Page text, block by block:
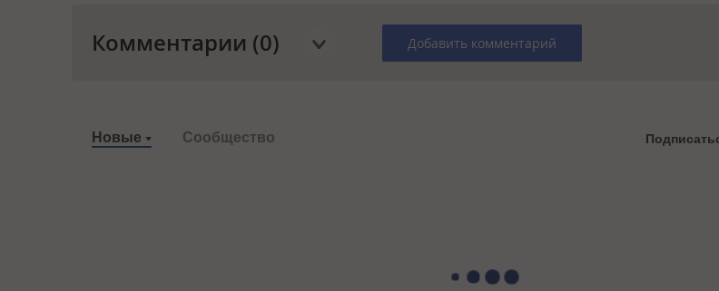
Комментарии (0) Добавить комментарий
Новые Сообщество